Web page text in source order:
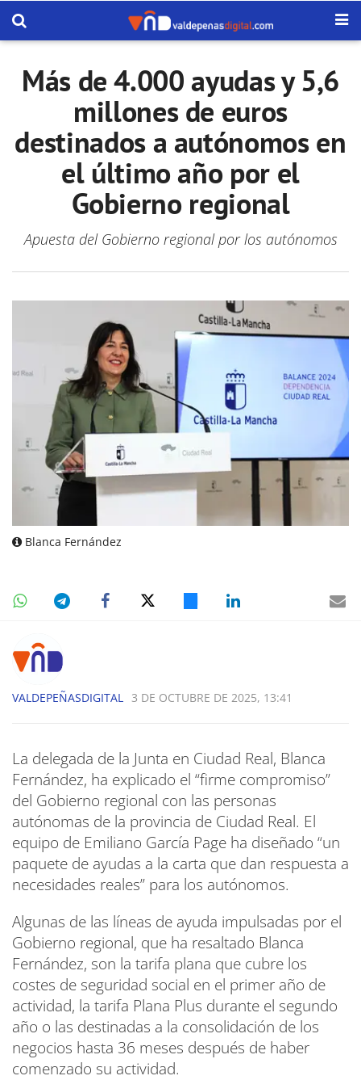
Más de 4.000 ayudas y 5,6
millones de euros
destinados a autónomos en
el último año por el
Gobierno regional
Apuesta del Gobierno regional por los autónomos
Blanca Fernández
VALDEPEÑASDIGITAL 3 DE OCTUBRE DE 2025, 13:41
La delegada de la Junta en Ciudad Real, Blanca
Fernández, ha explicado el “firme compromiso”
del Gobierno regional con las personas
autónomas de la provincia de Ciudad Real. El
equipo de Emiliano García Page ha diseñado “un
paquete de ayudas a la carta que dan respuesta a
necesidades reales” para los autónomos.
Algunas de las líneas de ayuda impulsadas por el
Gobierno regional, que ha resaltado Blanca
Fernández, son la tarifa plana que cubre los
costes de seguridad social en el primer año de
actividad, la tarifa Plana Plus durante el segundo
año o las destinadas a la consolidación de los
negocios hasta 36 meses después de haber
comenzado su actividad.